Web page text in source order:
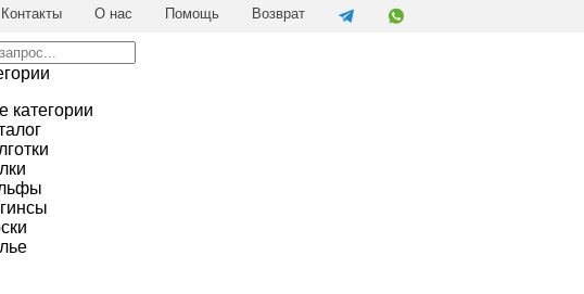
Контакты О нас Помощь Возврат
категории